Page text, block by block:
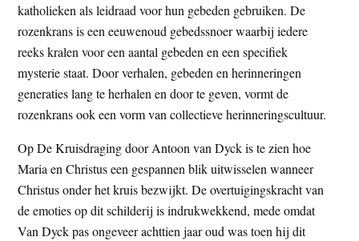
katholieken als leidraad voor hun gebeden gebruiken. De
rozenkrans is een eeuwenoud gebedssnoer waarbij iedere
reeks kralen voor een aantal gebeden en een specifiek
mysterie staat. Door verhalen, gebeden en herinneringen
generaties lang te herhalen en door te geven, vormt de
rozenkrans ook een vorm van collectieve herinneringscultuur.
Op De Kruisdraging door Antoon van Dyck is te zien hoe
Maria en Christus een gespannen blik uitwisselen wanneer
Christus onder het kruis bezwijkt. De overtuigingskracht van
de emoties op dit schilderij is indrukwekkend, mede omdat
Van Dyck pas ongeveer achttien jaar oud was toen hij dit